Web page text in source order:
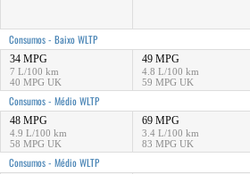
Consumos - Baixo WLTP
34 MPG
7 L/100 km
40 MPG UK
49 MPG
4.8 L/100 km
59 MPG UK
Consumos - Médio WLTP
48 MPG
4.9 L/100 km
58 MPG UK
69 MPG
3.4 L/100 km
83 MPG UK
Consumos - Médio WLTP